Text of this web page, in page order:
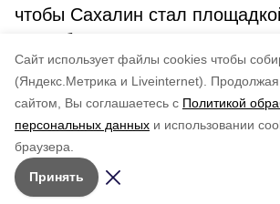
Cайт использует файлы cookies чтобы
(Яндекс.Метрика и Liveinternet).
Продолжая
сайтом, Вы соглашаетесь с Политикой
персональных данных и использовании
браузера.
Принять
чтобы Сахалин стал
разработки и применения
практик, объединённых в
названием “Счастливое
Понравилась статья?
5